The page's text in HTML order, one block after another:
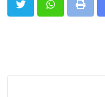
Print